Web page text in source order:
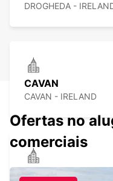
DROGHEDA -
CAVAN
CAVAN - IRELAND
NAVAN
Ofertas no
comerciais